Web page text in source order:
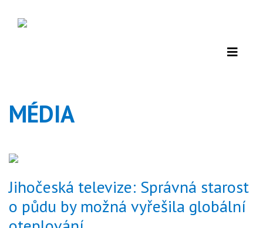
MÉDIA
Jihočeská televize: Správná starost
o půdu by možná vyřešila globální